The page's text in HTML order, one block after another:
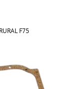
F75